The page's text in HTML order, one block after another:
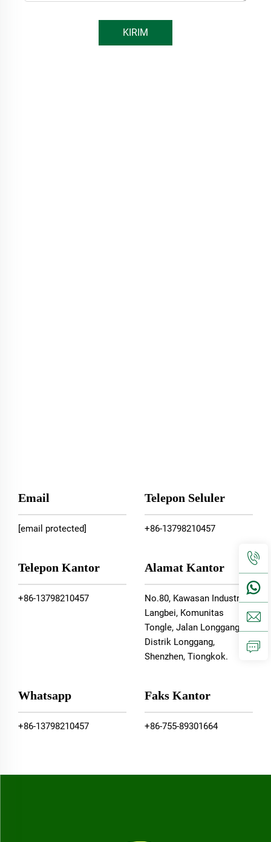
KIRIM
Email
[email protected]
Telepon Seluler
+86-13798210457
Telepon Kantor
+86-13798210457
Alamat Kantor
No.80, Kawasan Industri
Langbei, Komunitas
Tongle, Jalan Longgang,
Distrik Longgang,
Shenzhen, Tiongkok.
Whatsapp
+86-13798210457
Faks Kantor
+86-755-89301664